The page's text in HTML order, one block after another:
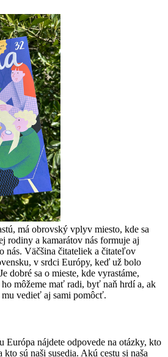
má obrovský vplyv miesto, kde sa
rodiny a kamarátov nás formuje aj
nás. Väčšina čitateliek a čitateľov
v srdci Európy, keď už bolo
dobré sa o mieste, kde vyrastáme,
môžeme mať radi, byť naň hrdí a, ak
mu vedieť aj sami pomôcť.
Európa nájdete odpovede na otázky, kto
sú naši susedia. Akú cestu si naša